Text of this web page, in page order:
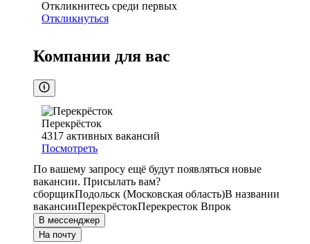
Откликнитесь среди первых
Откликнуться
Компании для вас
Перекрёсток
4317 активных вакансий
Посмотреть
По вашему запросу ещё будут появляться новые
вакансии. Присылать вам?
сборщикПодольск (Московская область)В названии
вакансииПерекрёстокПерекресток Впрок
В мессенджер
На почту